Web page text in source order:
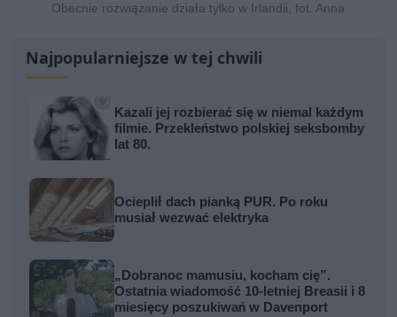
Obecnie rozwiązanie działa tylko w Irlandii, fot. Anna
Najpopularniejsze w tej chwili
Kazali jej rozbierać się w niemal każdym
filmie. Przekleństwo polskiej seksbomby
lat 80.
Ocieplił dach pianką PUR. Po roku
musiał wezwać elektryka
„Dobranoc mamusiu, kocham cię”.
Ostatnia wiadomość 10-letniej Breasii i 8
miesięcy poszukiwań w Davenport